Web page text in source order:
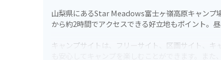
山梨県にあるStar Meadows富士ヶ嶺高原キャンプ
から約2時間でアクセスできる好立地もポイント。
キャンプサイトは、フリーサイト、区画サイト、
も安心してキャンプを楽しむことができます。ま